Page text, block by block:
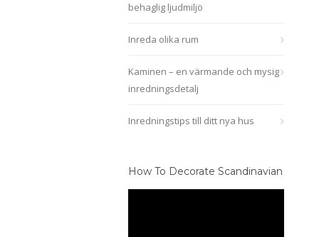
behaglig ljudmiljö
Inreda olika rum
Kaminen – en värmande och mysig
inredningsdetalj
Inredningstips till ditt nya hus
How To Decorate Scandinavian